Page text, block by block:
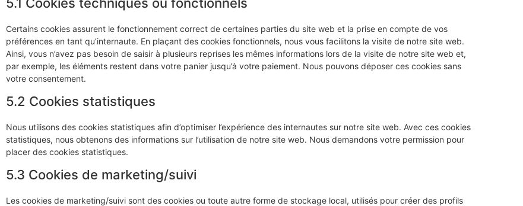
Certains cookies assurent le fonctionnement correct de certaines parties du site web et la prise en compte de vos
préférences en tant qu’internaute. En plaçant des cookies fonctionnels, nous vous facilitons la visite de notre site web.
Ainsi, vous n’avez pas besoin de saisir à plusieurs reprises les mêmes informations lors de la visite de notre site web et,
par exemple, les éléments restent dans votre panier jusqu’à votre paiement. Nous pouvons déposer ces cookies sans
votre consentement.
5.2 Cookies statistiques
Nous utilisons des cookies statistiques afin d’optimiser l’expérience des internautes sur notre site web. Avec ces cookies
statistiques, nous obtenons des informations sur l’utilisation de notre site web. Nous demandons votre permission pour
placer des cookies statistiques.
5.3 Cookies de marketing/suivi
Les cookies de marketing/suivi sont des cookies ou toute autre forme de stockage local, utilisés pour créer des profils